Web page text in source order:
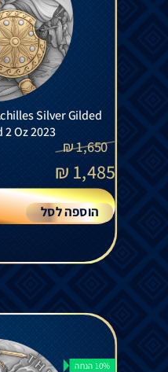
Silver Gilded
Oz 2023
1,650
₪
1,485
₪
הוספה לסל
10% הנחה